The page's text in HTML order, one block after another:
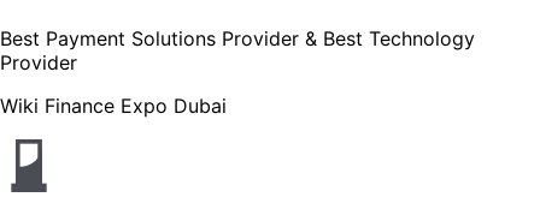
Best Payment Solutions Provider & Best Technology
Provider
Wiki Finance Expo Dubai